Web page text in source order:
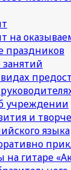
на
праздников
учреждении
и
языка
на гитаре